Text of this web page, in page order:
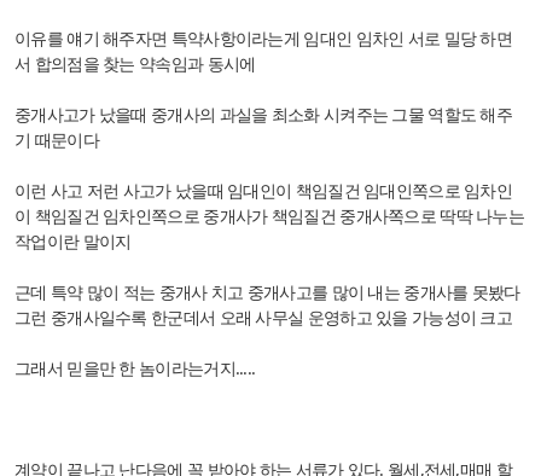
이유를 얘기 해주자면 특약사항이라는게 임대인 임차인 서로 밀당 하면
서 합의점을 찾는 약속임과 동시에
중개사고가 났을때 중개사의 과실을 최소화 시켜주는 그물 역할도 해주
기 때문이다
이런 사고 저런 사고가 났을때 임대인이 책임질건 임대인쪽으로 임차인
이 책임질건 임차인쪽으로 중개사가 책임질건 중개사쪽으로 딱딱 나누는
작업이란 말이지
근데 특약 많이 적는 중개사 치고 중개사고를 많이 내는 중개사를 못봤다
그런 중개사일수록 한군데서 오래 사무실 운영하고 있을 가능성이 크고
그래서 믿을만 한 놈이라는거지.....
계약이 끝나고 난다음에 꼭 받아야 하는 서류가 있다. 월세,전세,매매 할